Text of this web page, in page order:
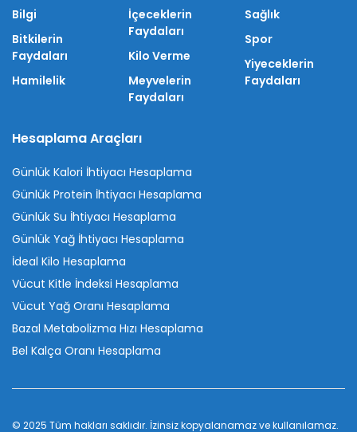
Bilgi
Bitkilerin
Faydaları
Hamilelik
İçeceklerin
Faydaları
Kilo Verme
Meyvelerin
Faydaları
Sağlık
Spor
Yiyeceklerin
Faydaları
Hesaplama Araçları
Günlük Kalori İhtiyacı Hesaplama
Günlük Protein İhtiyacı Hesaplama
Günlük Su İhtiyacı Hesaplama
Günlük Yağ İhtiyacı Hesaplama
İdeal Kilo Hesaplama
Vücut Kitle İndeksi Hesaplama
Vücut Yağ Oranı Hesaplama
Bazal Metabolizma Hızı Hesaplama
Bel Kalça Oranı Hesaplama
© 2025 Tüm hakları saklıdır. İzinsiz kopyalanamaz ve kullanılamaz.